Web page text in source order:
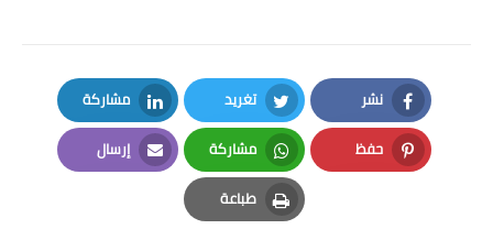
نشر
Facebook
تغريد
Twitter
مشاركة
LinkedIn
حفظ
Pinterest
مشاركة
Whatsapp
إرسال
Email
طباعة
Print